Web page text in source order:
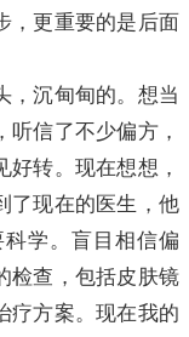
，更重要的是后面
，沉甸甸的。想当
信了不少偏方，
转。现在想想，
了现在的医生，他
学。盲目相信偏
检查，包括皮肤镜
疗方案。现在我的